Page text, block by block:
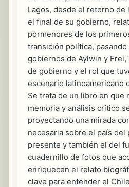
Lagos, desde el retorno de
el final de su gobierno,
pormenores de los
transición política,
gobiernos de Aylwin y
de gobierno y el rol que
escenario latinoamericano
Se trata de un libro en que
memoria y análisis crítico
proyectando una mirada
necesaria sobre el país del
presente y también el del
cuadernillo de fotos que
enriquecen el relato
clave para entender el